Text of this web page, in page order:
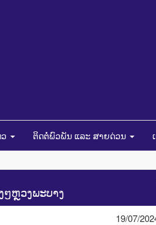
ຕິດຕໍ່ພົວພັນ ແລະ ສາຍດ່ວນ
ໆຫຼວງພະບາງ
19/07/